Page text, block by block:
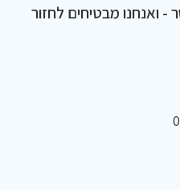
- ואנחנו מבטיחים לחזור